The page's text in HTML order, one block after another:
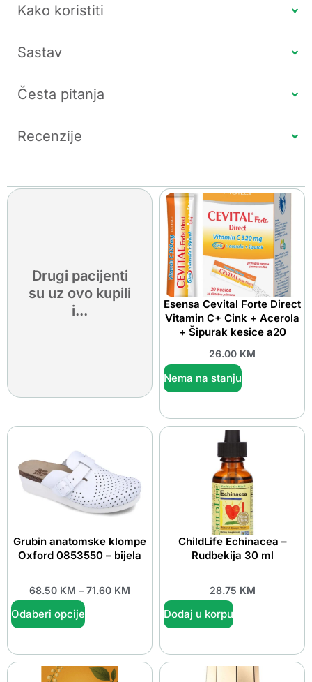
Kako koristiti
Sastav
Česta pitanja
Recenzije
Drugi pacijenti
su uz ovo kupili
i...
Esensa Cevital Forte Direct
Vitamin C+ Cink + Acerola
+ Šipurak kesice a20
26.00 KM
Nema na stanju
Grubin anatomske klompe
Oxford 0853550 – bijela
68.50 KM – 71.60 KM
Odaberi opcije
ChildLife Echinacea –
Rudbekija 30 ml
28.75 KM
Dodaj u korpu